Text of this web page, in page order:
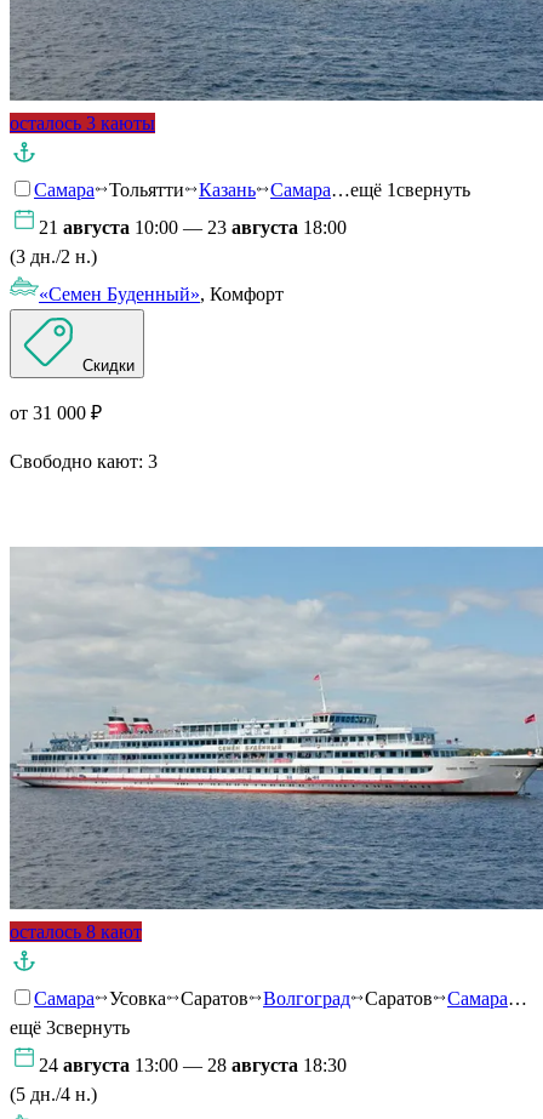
осталось 3 каюты
Самара Тольятти Казань Самара…ещё 1свернуть
21 августа 10:00 — 23 августа 18:00
(3 дн./2 н.)
«Семен Буденный», Комфорт
Скидки
от 31 000 ₽
Свободно кают: 3
осталось 8 кают
Самара Усовка Саратов Волгоград Саратов Самара…
ещё 3свернуть
24 августа 13:00 — 28 августа 18:30
(5 дн./4 н.)